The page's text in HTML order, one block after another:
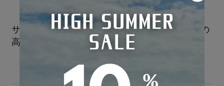
サイドにはフィッティングを高めるため伸縮性の
高いPVCを使用